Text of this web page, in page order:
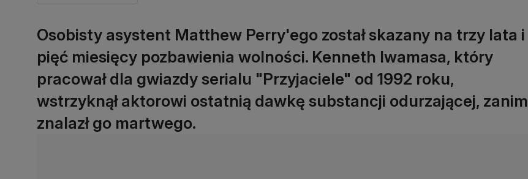
Osobisty asystent Matthew Perry'ego został skazany na trzy lata i
pięć miesięcy pozbawienia wolności. Kenneth Iwamasa, który
pracował dla gwiazdy serialu "Przyjaciele" od 1992 roku,
wstrzyknął aktorowi ostatnią dawkę substancji odurzającej, zanim
znalazł go martwego.